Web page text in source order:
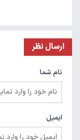
ارسال نظر
نام شما
ایمیل